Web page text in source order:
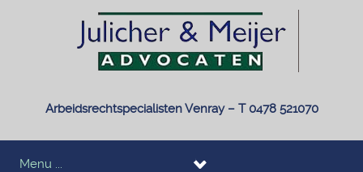
Arbeidsrechtspecialisten Venray – T 0478 521070
Menu ...